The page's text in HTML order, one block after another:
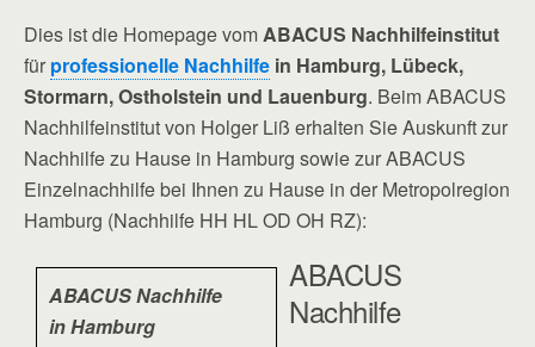
Dies ist die Homepage vomABACUS Nachhilfeinstitut
für professionelle Nachhilfe in Hamburg, Lübeck,
Stormarn, Ostholstein und Lauenburg. Beim ABACUS
Nachhilfeinstitut von Holger Liß erhalten Sie Auskunft zur
Nachhilfe zu Hause in Hamburg sowie zur ABACUS
Einzelnachhilfe bei Ihnen zu Hause in der Metropolregion
Hamburg (Nachhilfe HH HL OD OH RZ):
ABACUS Nachhilfe
in Hamburg
ABACUS
Nachhilfe